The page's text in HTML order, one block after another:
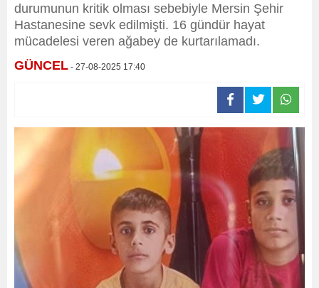
durumunun kritik olması sebebiyle Mersin Şehir
Hastanesine sevk edilmişti. 16 gündür hayat
mücadelesi veren ağabey de kurtarılamadı.
GÜNCEL - 27-08-2025 17:40